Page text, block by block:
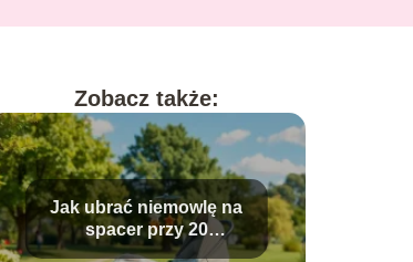
Zobacz także:
Jak ubrać niemowlę na
spacer przy 20
stopniach?